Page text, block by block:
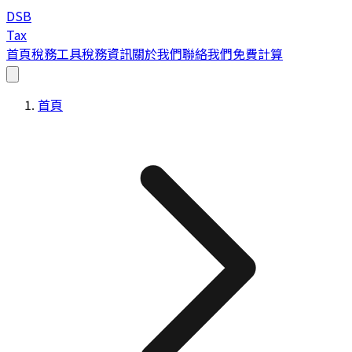
DSB
Tax
首頁稅務工具稅務資訊關於我們聯絡我們免費計算
首頁